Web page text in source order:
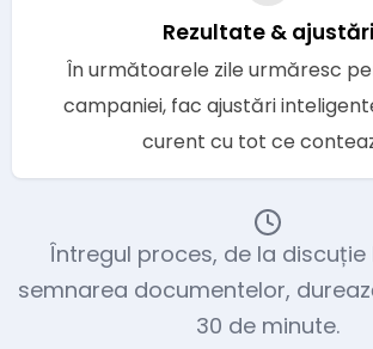
Rezultate & ajustări
În următoarele zile urmăresc
campaniei, fac ajustări
curent cu tot ce
Întregul proces, de la
semnarea documentelor,
30 de minute.